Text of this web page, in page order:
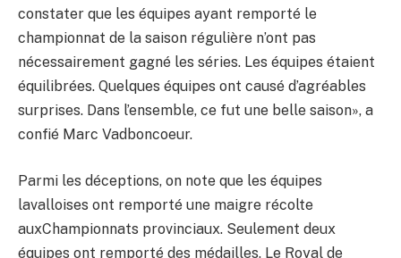
constater que les équipes ayant remporté le
championnat de la saison régulière n’ont pas
nécessairement gagné les séries. Les équipes étaient
équilibrées. Quelques équipes ont causé d’agréables
surprises. Dans l’ensemble, ce fut une belle saison», a
confié Marc Vadboncoeur.
Parmi les déceptions, on note que les équipes
lavalloises ont remporté une maigre récolte
auxChampionnats provinciaux. Seulement deux
équipes ont remporté des médailles. Le Royal de